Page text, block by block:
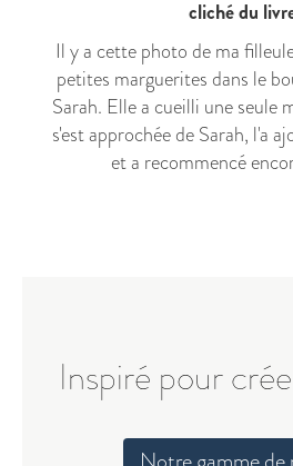
cliché du
Il y a cette photo de ma
petites marguerites dans le
Sarah. Elle a cueilli une seule
s'est approchée de Sarah, l'a
et a recommencé
Inspiré pour